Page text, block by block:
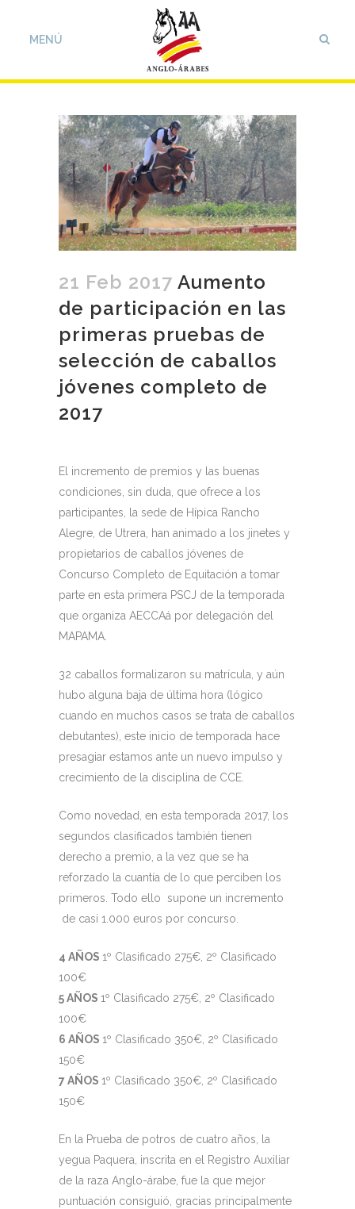
21 Feb 2017 Aumento
de participación en las
primeras pruebas de
selección de caballos
jóvenes completo de
2017
El incremento de premios y las buenas
condiciones, sin duda, que ofrece a los
participantes, la sede de Hípica Rancho
Alegre, de Utrera, han animado a los jinetes y
propietarios de caballos jóvenes de
Concurso Completo de Equitación a tomar
parte en esta primera PSCJ de la temporada
que organiza AECCAá por delegación del
MAPAMA.
32 caballos formalizaron su matrícula, y aún
hubo alguna baja de última hora (lógico
cuando en muchos casos se trata de caballos
debutantes), este inicio de temporada hace
presagiar estamos ante un nuevo impulso y
crecimiento de la disciplina de CCE.
Como novedad, en esta temporada 2017, los
segundos clasificados también tienen
derecho a premio, a la vez que se ha
reforzado la cuantía de lo que perciben los
primeros. Todo ello supone un incremento
de casi 1.000 euros por concurso.
4 AÑOS 1º Clasificado 275€, 2º Clasificado
100€
5 AÑOS 1º Clasificado 275€, 2º Clasificado
100€
6 AÑOS 1º Clasificado 350€, 2º Clasificado
150€
7 AÑOS 1º Clasificado 350€, 2º Clasificado
150€
En la Prueba de potros de cuatro años, la
yegua Paquera, inscrita en el Registro Auxiliar
de la raza Anglo-árabe, fue la que mejor
puntuación consiguió, gracias principalmente